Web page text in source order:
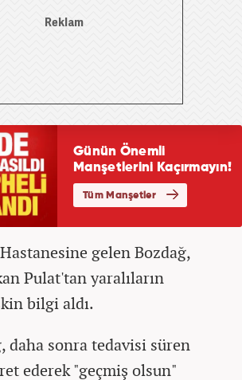
gelen Bozdağ,
Pulat'tan yaralıların
bilgi aldı.
daha sonra tedavisi süren
ederek "geçmiş olsun"